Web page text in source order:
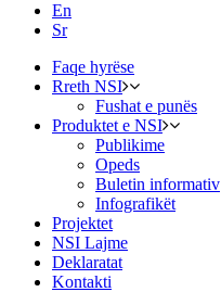
En
Sr
Faqe hyrëse
Rreth NSI
Fushat e punës
Produktet e NSI
Publikime
Opeds
Buletin informativ
Infografikët
Projektet
NSI Lajme
Deklaratat
Kontakti